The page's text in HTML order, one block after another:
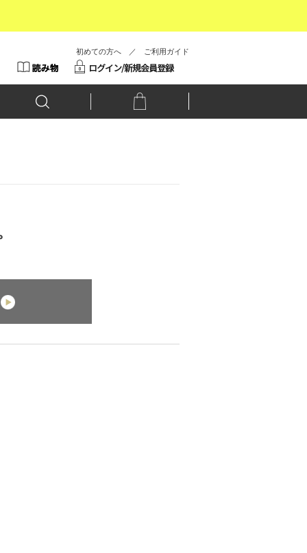
初めての方へ ／ ご利用ガイド